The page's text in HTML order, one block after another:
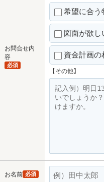
お問合せ内
容
必須
希望に合う
図面が欲し
資金計画の
【その他】
お名前 必須